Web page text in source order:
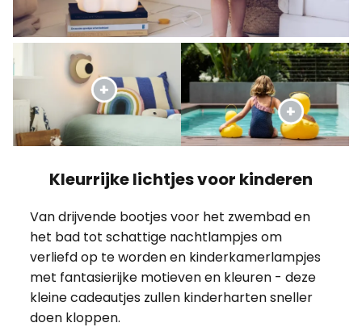
Kleurrijke lichtjes voor kinderen
Van drijvende bootjes voor het zwembad en
het bad tot schattige nachtlampjes om
verliefd op te worden en kinderkamerlampjes
met fantasierijke motieven en kleuren - deze
kleine cadeautjes zullen kinderharten sneller
doen kloppen.